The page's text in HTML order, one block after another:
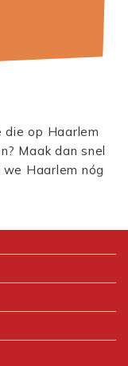
op Haarlem
Maak dan snel
we Haarlem nóg